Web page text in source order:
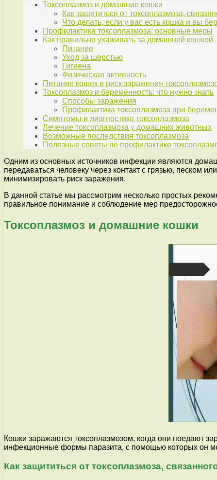
Токсоплазмоз и домашние кошки
Как защититься от токсоплазмоза,
Что делать, если у вас есть кошка и вы
Профилактика токсоплазмоза: основные меры
Как правильно ухаживать за домашней кошкой
Питание
Уход за шерстью
Гигиена
Физическая активность
Питание кошек и риск заражения
Токсоплазмоз и беременность: что нужно знать
Способы заражения
Профилактика токсоплазмоза при
Симптомы и диагностика токсоплазмоза
Лечение токсоплазмоза у домашних животных
Возможные последствия токсоплазмоза
Полезные советы по профилактике
Одним из основных источников инфекции являются
передаваться человеку через контакт с грязью, песком
минимизировать риск заражения.
В данной статье мы рассмотрим несколько простых
правильное понимание и соблюдение мер
Токсоплазмоз и домашние кошки
Кошки заражаются токсоплазмозом, когда они поедают
инфекционные формы паразита, с помощью которых он
Как защититься от токсоплазмоза,